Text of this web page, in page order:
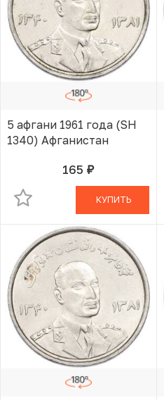
5 афгани 1961 года (SH
1340) Афганистан
165 руб.В КОРЗИНЕ
КУПИТЬ